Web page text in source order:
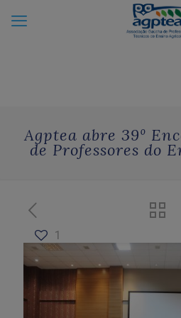
Agptea abre 39º
de Professores do
1